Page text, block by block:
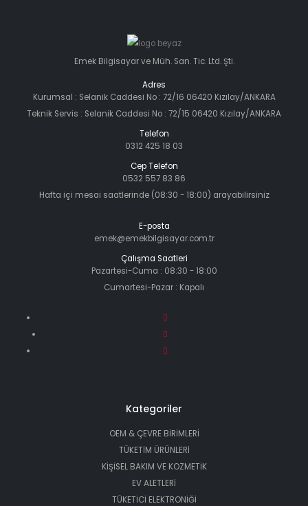
Emek Bilgisayar ve Müh. San. Tic. Ltd. Şti.
Adres
Kurumsal : Selanik Caddesi No : 72/16 06420 Kızılay/ANKARA
Teknik Servis : Selanik Caddesi No : 72/15 06420 Kızılay/ANKARA
Telefon
0312 425 18 03
Cep Telefon
0532 557 83 86
Hafta içi mesai saatlerinde (08:30 - 18:00) arayabilirsiniz
E-posta
emek@emekbilgisayar.com.tr
Çalışma Saatleri
Pazartesi-Cuma : 08:30 - 18:00
Cumartesi-Pazar : Kapalı
Kategoriler
OEM & ÇEVRE BİRİMLERİ
TÜKETİM ÜRÜNLERİ
KİŞİSEL BAKIM VE KOZMETİK
EV ALETLERİ
TÜKETİCİ ELEKTRONİĞİ